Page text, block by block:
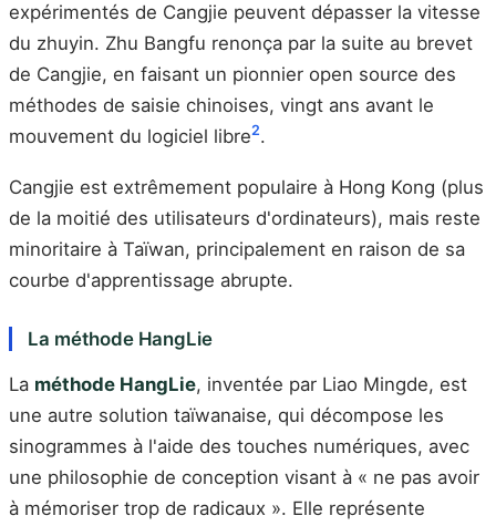
expérimentés de Cangjie peuvent dépasser la vitesse
du zhuyin. Zhu Bangfu renonça par la suite au brevet
de Cangjie, en faisant un pionnier open source des
méthodes de saisie chinoises, vingt ans avant le
mouvement du logiciel libre2.
Cangjie est extrêmement populaire à Hong Kong (plus
de la moitié des utilisateurs d'ordinateurs), mais reste
minoritaire à Taïwan, principalement en raison de sa
courbe d'apprentissage abrupte.
La méthode HangLie
La méthode HangLie, inventée par Liao Mingde, est
une autre solution taïwanaise, qui décompose les
sinogrammes à l'aide des touches numériques, avec
une philosophie de conception visant à « ne pas avoir
à mémoriser trop de radicaux ». Elle représente